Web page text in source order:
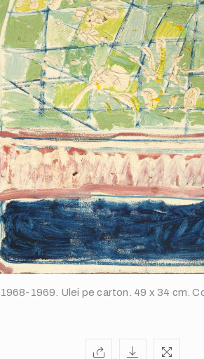
1968-1969. Ulei pe carton. 49 x 34 cm.